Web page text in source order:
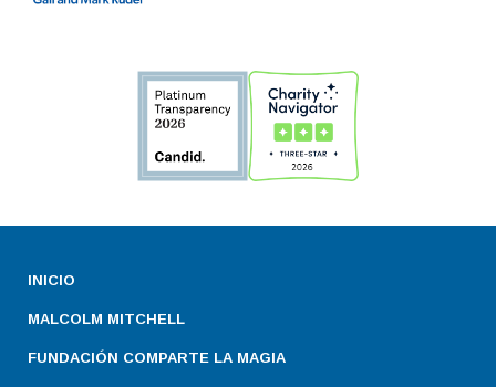
INICIO
MALCOLM MITCHELL
FUNDACIÓN COMPARTE LA MAGIA